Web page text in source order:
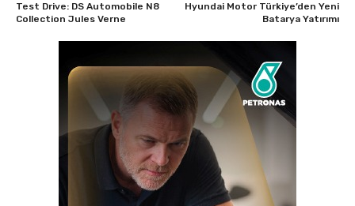
Test Drive: DS Automobile N8
Collection Jules Verne
Hyundai Motor Türkiye’den Yeni
Batarya Yatırımı